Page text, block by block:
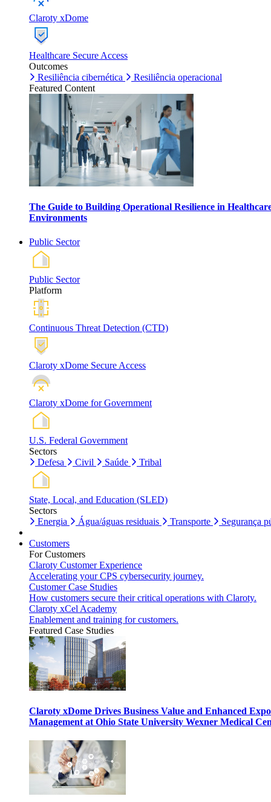
Claroty xDome
Healthcare Secure Access
Outcomes
Resiliência cibernética
Resiliência operacional
Featured Content
The Guide to Building Operational Resilience in
Environments
Public Sector
Public Sector
Platform
Continuous Threat Detection (CTD)
Claroty xDome Secure Access
Claroty xDome for Government
U.S. Federal Government
Sectors
Defesa
Civil Saúde Tribal
State, Local, and Education (SLED)
Sectors
Energia
Água/águas residuais Transporte Segurança
Customers
For Customers
Claroty Customer Experience
Accelerating your CPS cybersecurity journey.
Customer Case Studies
How customers secure their critical operations with Claroty.
Claroty xCel Academy
Enablement and training for customers.
Featured Case Studies
Claroty xDome Drives Business Value and Enhanced
Management at Ohio State University Wexner Medical